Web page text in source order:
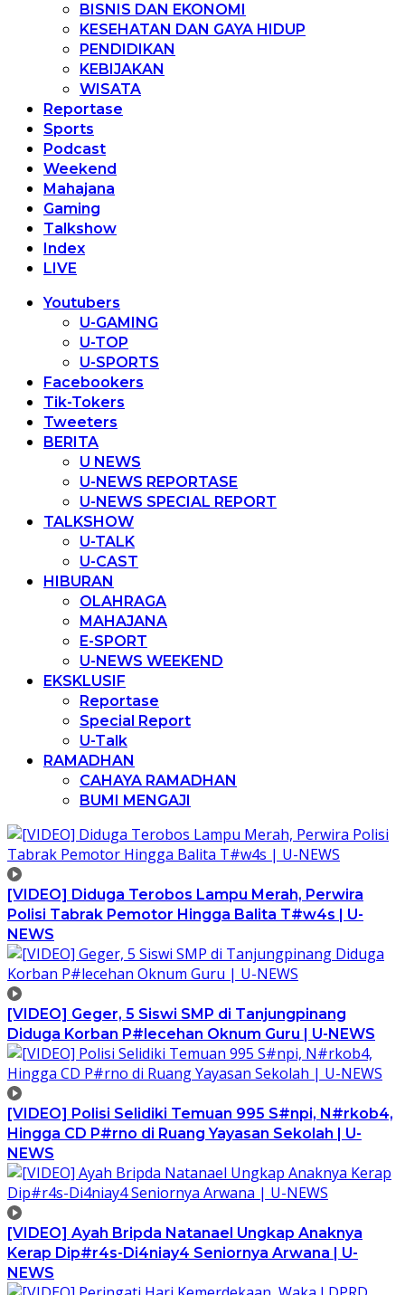
BISNIS DAN EKONOMI
KESEHATAN DAN GAYA HIDUP
PENDIDIKAN
KEBIJAKAN
WISATA
Reportase
Sports
Podcast
Weekend
Mahajana
Gaming
Talkshow
Index
LIVE
Youtubers
U-GAMING
U-TOP
U-SPORTS
Facebookers
Tik-Tokers
Tweeters
BERITA
U NEWS
U-NEWS REPORTASE
U-NEWS SPECIAL REPORT
TALKSHOW
U-TALK
U-CAST
HIBURAN
OLAHRAGA
MAHAJANA
E-SPORT
U-NEWS WEEKEND
EKSKLUSIF
Reportase
Special Report
U-Talk
RAMADHAN
CAHAYA RAMADHAN
BUMI MENGAJI
[VIDEO] Diduga Terobos Lampu Merah, Perwira
Polisi Tabrak Pemotor Hingga Balita T#w4s | U-
NEWS
[VIDEO] Geger, 5 Siswi SMP di Tanjungpinang
Diduga Korban P#lecehan Oknum Guru | U-NEWS
[VIDEO] Polisi Selidiki Temuan 995 S#npi, N#rkob4,
Hingga CD P#rno di Ruang Yayasan Sekolah | U-
NEWS
[VIDEO] Ayah Bripda Natanael Ungkap Anaknya
Kerap Dip#r4s-Di4niay4 Seniornya Arwana | U-
NEWS